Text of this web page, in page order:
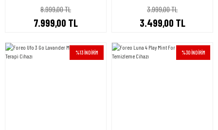
8.999,00 TL
7.999,00 TL
3.999,00 TL
3.499,00 TL
%13 İNDİRİM %30 İNDİRİM